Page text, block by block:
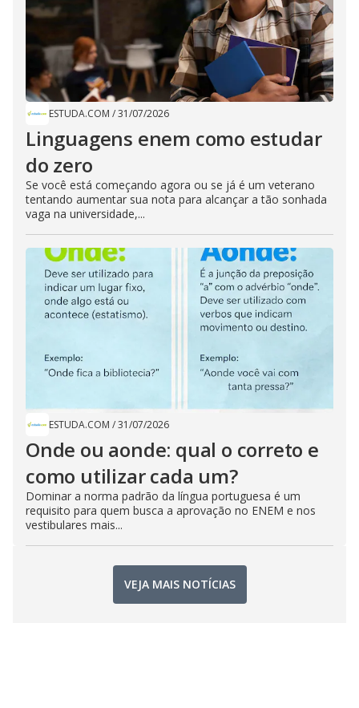
ESTUDA.COM /31/07/2026
Linguagens enem como estudar
do zero
Se você está começando agora ou se já é um veterano
tentando aumentar sua nota para alcançar a tão sonhada
vaga na universidade,...
ESTUDA.COM /31/07/2026
Onde ou aonde: qual o correto e
como utilizar cada um?
Dominar a norma padrão da língua portuguesa é um
requisito para quem busca a aprovação no ENEM e nos
vestibulares mais...
VEJA MAIS NOTÍCIAS